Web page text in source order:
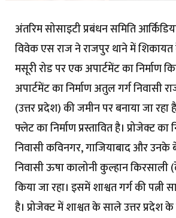
अंतरिम सोसाइटी प्रबंधन समिति
विवेक एस राज ने राजपुर थाने में
मसूरी रोड पर एक अपार्टमेंट का निर्माण
अपार्टमेंट का निर्माण अतुल गर्ग निवासी
(उत्तर प्रदेश) की जमीन पर बनाया जा
फ्लेट का निर्माण प्रस्तावित है। प्रोजेक्ट का
निवासी कविनगर, गाजियाबाद और उनके
निवासी ऊषा कालोनी कुल्हान
किया जा रहा। इसमें शाश्वत गर्ग की पत्नी
है। प्रोजेक्ट में शाश्वत के साले उत्तर प्रदेश